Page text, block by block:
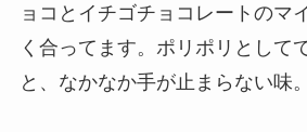
ョコとイチゴチョコレートのマ
く合ってます。ポリポリとして
と、なかなか手が止まらない味。